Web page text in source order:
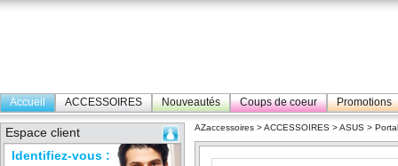
Accueil ACCESSOIRES Nouveautés Coups de coeur Promotions
Espace client
Identifiez-vous :
AZaccessoires >ACCESSOIRES >ASUS >